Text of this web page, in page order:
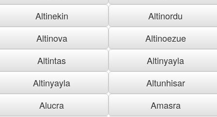
Altinekin
Altinordu
Altinova
Altinoezue
Altintas
Altinyayla
Altinyayla
Altunhisar
Alucra
Amasra